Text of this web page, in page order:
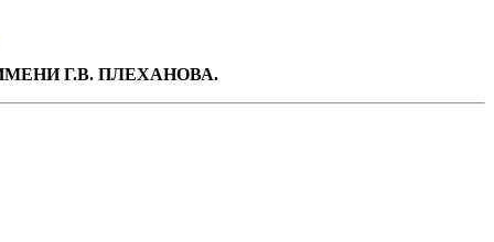
Г.В. ПЛЕХАНОВА.